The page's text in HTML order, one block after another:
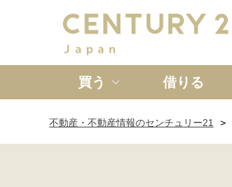
買う
新築一戸建て
借りる
不動産・不動産情報のセンチュリー21